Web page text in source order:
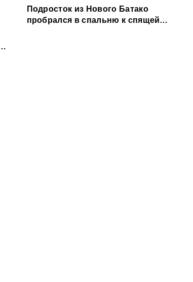
Подросток из Нового Батако
пробрался в спальню к спящей